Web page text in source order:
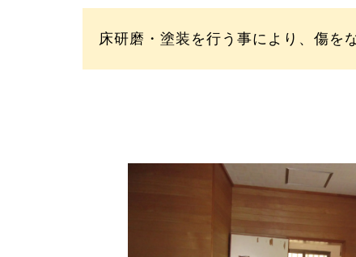
床研磨・塗装を行う事により、傷を